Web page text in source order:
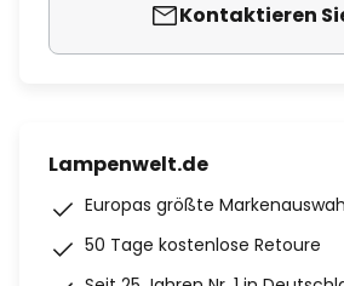
Kontaktieren
Lampenwelt.de
Europas größte
50 Tage kostenlose Retoure